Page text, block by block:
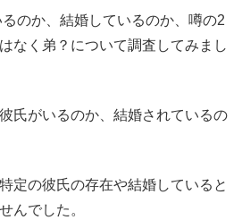
のか、結婚しているのか、噂の2
なく弟？について調査してみまし
氏がいるのか、結婚されているの
定の彼氏の存在や結婚していると
んでした。